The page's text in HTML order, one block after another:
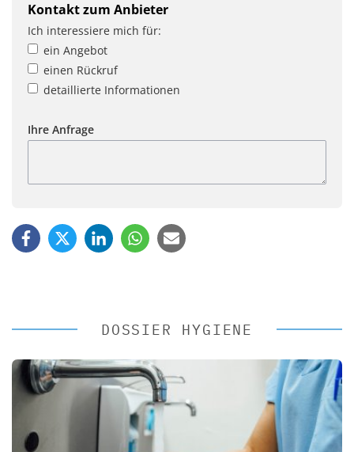
Kontakt zum Anbieter
Ich interessiere mich für:
ein Angebot
einen Rückruf
detaillierte Informationen
Ihre Anfrage
DOSSIER HYGIENE